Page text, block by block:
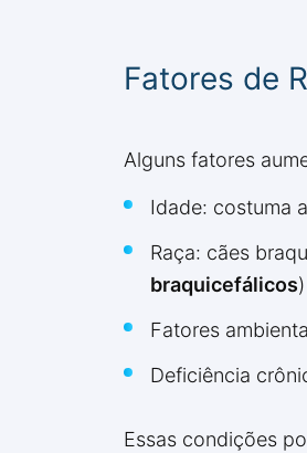
Fatores de
Alguns fatores
Idade: costuma
Raça: cães
braquicefálicos)
Fatores
Deficiência
Essas condições